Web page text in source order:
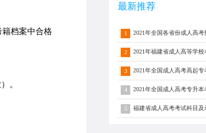
档案中合格
。
最新推荐
1 2021年全国各省份成人高考
2 2021年福建省成人高等学校
3 2021年全国成人高考高起专
4 2021年全国成人高考专升本
5 福建省成人高考考试科目及